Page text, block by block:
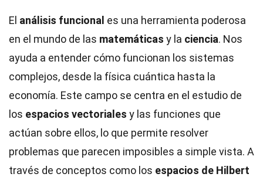
El análisis funcional es una herramienta poderosa
en el mundo de las matemáticas y la ciencia. Nos
ayuda a entender cómo funcionan los sistemas
complejos, desde la física cuántica hasta la
economía. Este campo se centra en el estudio de
los espacios vectoriales y las funciones que
actúan sobre ellos, lo que permite resolver
problemas que parecen imposibles a simple vista. A
través de conceptos como los espacios de Hilbert